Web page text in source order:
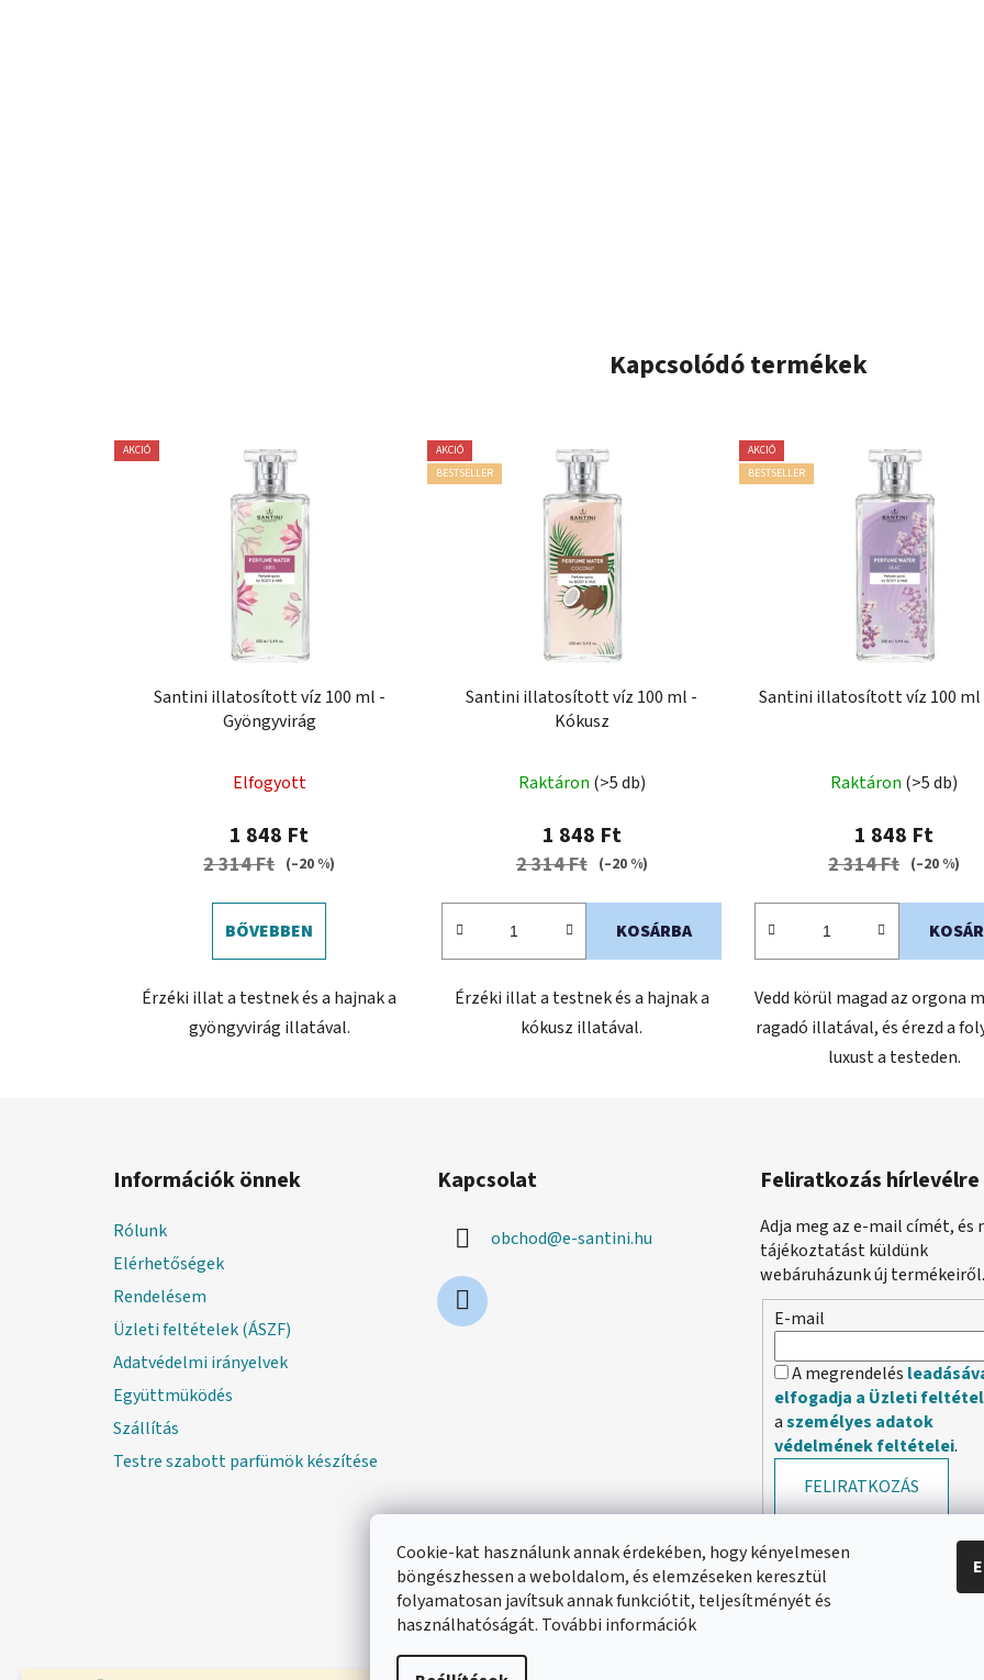
Cookie-kat használunk annak érdekében, hogy kényelmesen
böngészhessen a weboldalom, és elemzéseken keresztül
folyamatosan javítsuk annak funkciótit, teljesítményét és
használhatóságát. További információk
Kapcsolódó termékek
AKCIÓ
Santini illatosított víz 100 ml -
Gyöngyvirág
Elfogyott
1 848 Ft
2 314 Ft (–20 %)
BŐVEBBEN
Érzéki illat a testnek és a hajnak a
gyöngyvirág illatával.
AKCIÓ
BESTSELLER
Santini illatosított víz 100 ml -
Kókusz
Raktáron (>5 db)
1 848 Ft
2 314 Ft (–20 %)
KOSÁRBA
Érzéki illat a testnek és a hajnak a
kókusz illatával.
AKCIÓ
BESTSELLER
Santini illatosított víz 100 ml
termék
átlagos
értékelése
Raktáron (>5 db)
1 848 Ft
2 314 Ft (–20 %)
Vedd körül magad az orgona
ragadó illatával, és érezd a
luxust a testeden.
Információk önnek
Rólunk
Elérhetőségek
Rendelésem
Üzleti feltételek (ÁSZF)
Adatvédelmi irányelvek
Együttmüködés
Szállítás
Testre szabott parfümök készítése
Kapcsolat
obchod@e-santini.hu
Feliratkozás hírlevélre
Adja meg az e-mail címét, és
tájékoztatást küldünk
webáruházunk új termékeiről.
E-mail
A megrendelés
elfogadja a Üzleti
aszemélyes adatok
védelmének feltételei.
FELIRATKOZÁS